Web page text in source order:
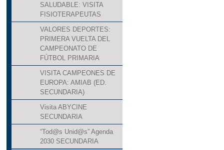
SALUDABLE: VISITA
FISIOTERAPEUTAS
VALORES DEPORTES:
PRIMERA VUELTA DEL
CAMPEONATO DE
FÚTBOL PRIMARIA
VISITA CAMPEONES DE
EUROPA: AMIAB (ED.
SECUNDARIA)
Visita ABYCINE
SECUNDARIA
“Tod@s Unid@s” Agenda
2030 SECUNDARIA